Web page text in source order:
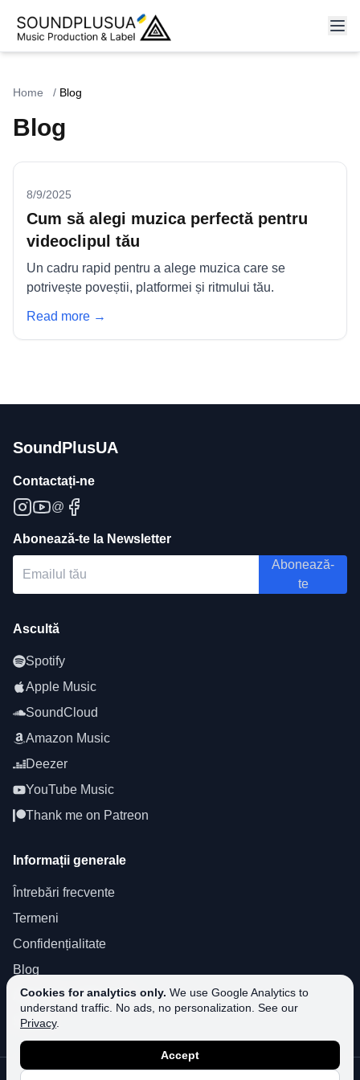
Cookies for analytics only. We use Google Analytics to
understand traffic. No ads, no personalization. See our
Privacy.
Accept
Home / Blog
Blog
8/9/2025
Cum să alegi muzica perfectă pentru
videoclipul tău
Un cadru rapid pentru a alege muzica care se
potrivește poveștii, platformei și ritmului tău.
Read more →
SoundPlusUA
Contactați-ne
@
Abonează-te la Newsletter
Abonează-
te
Ascultă
Spotify
Apple Music
SoundCloud
Amazon Music
Deezer
YouTube Music
Thank me on Patreon
Informații generale
Întrebări frecvente
Termeni
Confidențialitate
Blog
About SoundPlusUA
Suport